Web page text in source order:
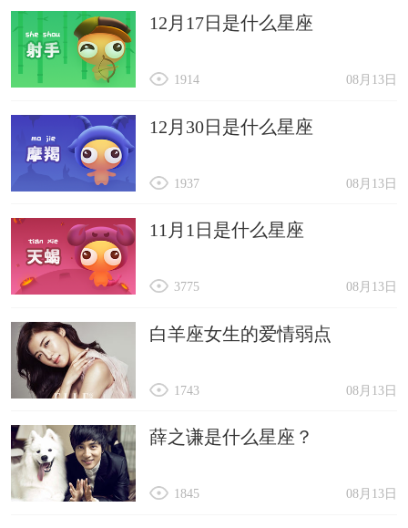
12月17日是什么星座
08月13日
1914
12月30日是什么星座
08月13日
1937
11月1日是什么星座
08月13日
3775
白羊座女生的爱情弱点
08月13日
1743
薛之谦是什么星座？
08月13日
1845